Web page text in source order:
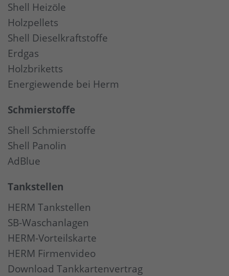
Shell Heizöle
Holzpellets
Shell Dieselkraftstoffe
Erdgas
Holzbriketts
Energiewende bei Herm
Schmierstoffe
Shell Schmierstoffe
Shell Panolin
AdBlue
Tankstellen
HERM Tankstellen
SB-Waschanlagen
HERM-Vorteilskarte
HERM Firmenvideo
Download Tankkartenvertrag